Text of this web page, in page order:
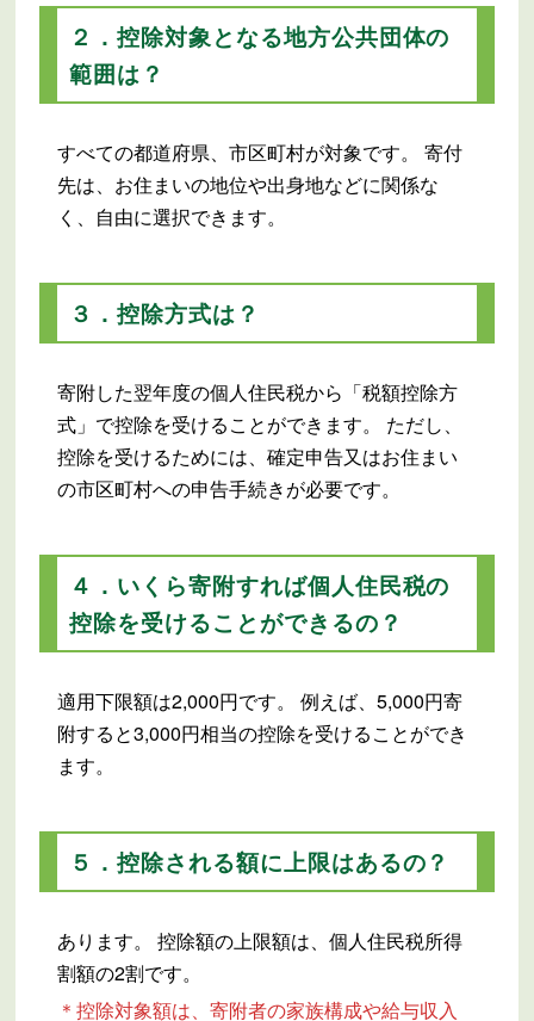
２．控除対象となる地方公共団体の
範囲は？
すべての都道府県、市区町村が対象です。 寄付
先は、お住まいの地位や出身地などに関係な
く、自由に選択できます。
３．控除方式は？
寄附した翌年度の個人住民税から「税額控除方
式」で控除を受けることができます。 ただし、
控除を受けるためには、確定申告又はお住まい
の市区町村への申告手続きが必要です。
４．いくら寄附すれば個人住民税の
控除を受けることができるの？
適用下限額は2,000円です。 例えば、5,000円寄
附すると3,000円相当の控除を受けることができ
ます。
５．控除される額に上限はあるの？
あります。 控除額の上限額は、個人住民税所得
割額の2割です。
＊控除対象額は、寄附者の家族構成や給与収入